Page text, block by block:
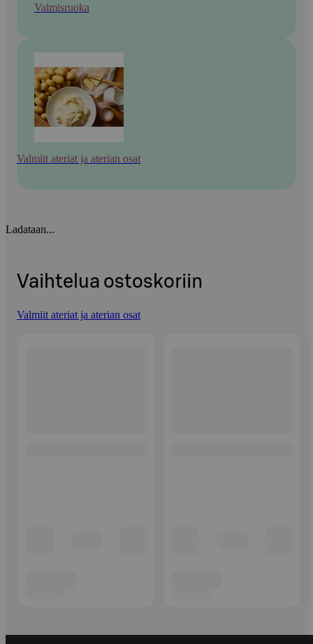
Valmisruoka
Valmiit ateriat ja aterian osat
Ladataan...
Vaihtelua ostoskoriin
Valmiit ateriat ja aterian osat